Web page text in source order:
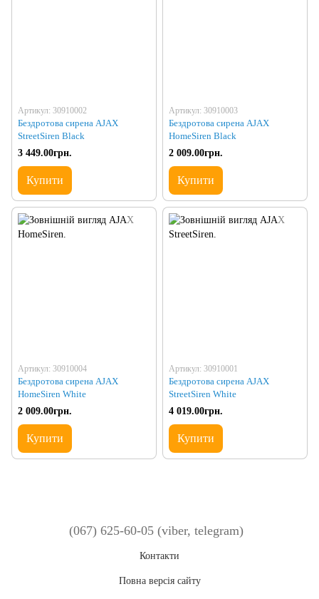
Артикул: 30910002
Бездротова сирена AJAX
StreetSiren Black
3 449.00грн.
Купити
Артикул: 30910003
Бездротова сирена AJAX
HomeSiren Black
2 009.00грн.
Купити
Артикул: 30910004
Бездротова сирена AJAX
HomeSiren White
2 009.00грн.
Купити
Артикул: 30910001
Бездротова сирена AJAX
StreetSiren White
4 019.00грн.
Купити
(067) 625-60-05 (viber, telegram)
Контакти
Повна версія сайту